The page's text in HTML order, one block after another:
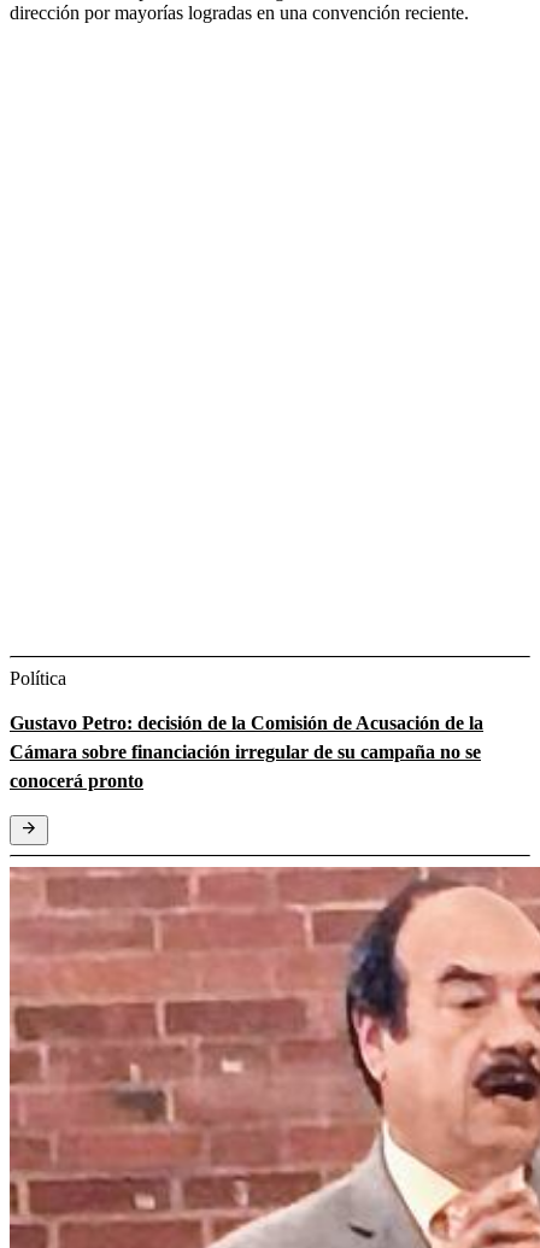
dirección por mayorías logradas en una convención reciente.
Política
Gustavo Petro: decisión de la Comisión de Acusación de la
Cámara sobre financiación irregular de su campaña no se
conocerá pronto